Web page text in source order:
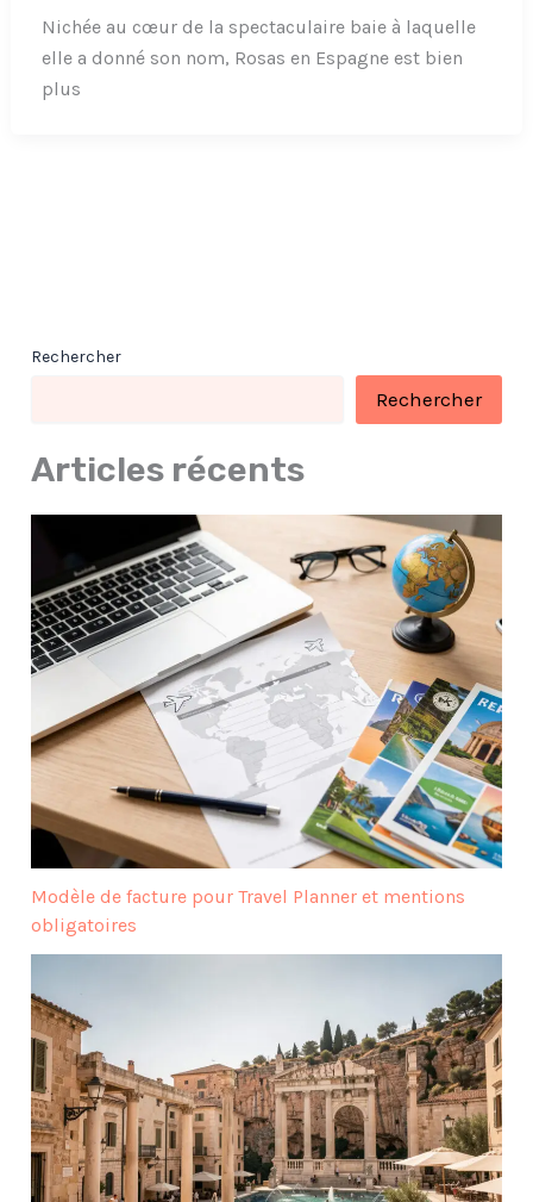
Nichée au cœur de la spectaculaire baie à laquelle
elle a donné son nom, Rosas en Espagne est bien
plus
Rechercher
Rechercher
Articles récents
Modèle de facture pour Travel Planner et mentions
obligatoires